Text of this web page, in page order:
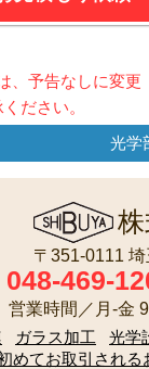
、予告なしに変更
ださい。
光学
〒351-0111
048-469-
営業時間／月-金
ガラス加工
光学
めてお取引される